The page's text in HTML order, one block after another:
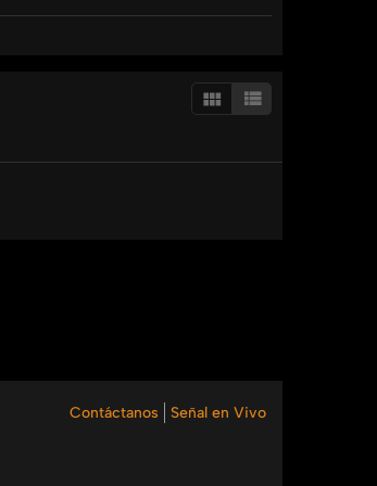
Contáctanos Señal en Vivo